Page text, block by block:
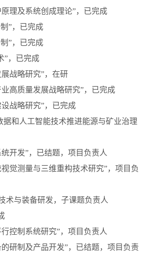
理及系统创成理论”，已完成
”，已完成
”，已完成
”，已完成
战略研究”，在研
高质量发展战略研究”，已完成
战略研究”，已完成
和人工智能技术推进能源与矿业治理
开发”，已结题，项目负责人
觉测量与三维重构技术研究”，项目负
术与装备研发，子课题负责人
控制系统研究”，项目负责人
研制及产品开发”，已结题，项目负责